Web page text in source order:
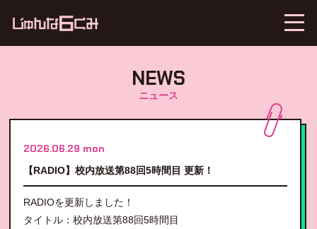
NEWS
ニュース
2026.06.29 mon
【RADIO】校内放送第88回5時間目 更新！
RADIOを更新しました！
タイトル：校内放送第88回5時間目